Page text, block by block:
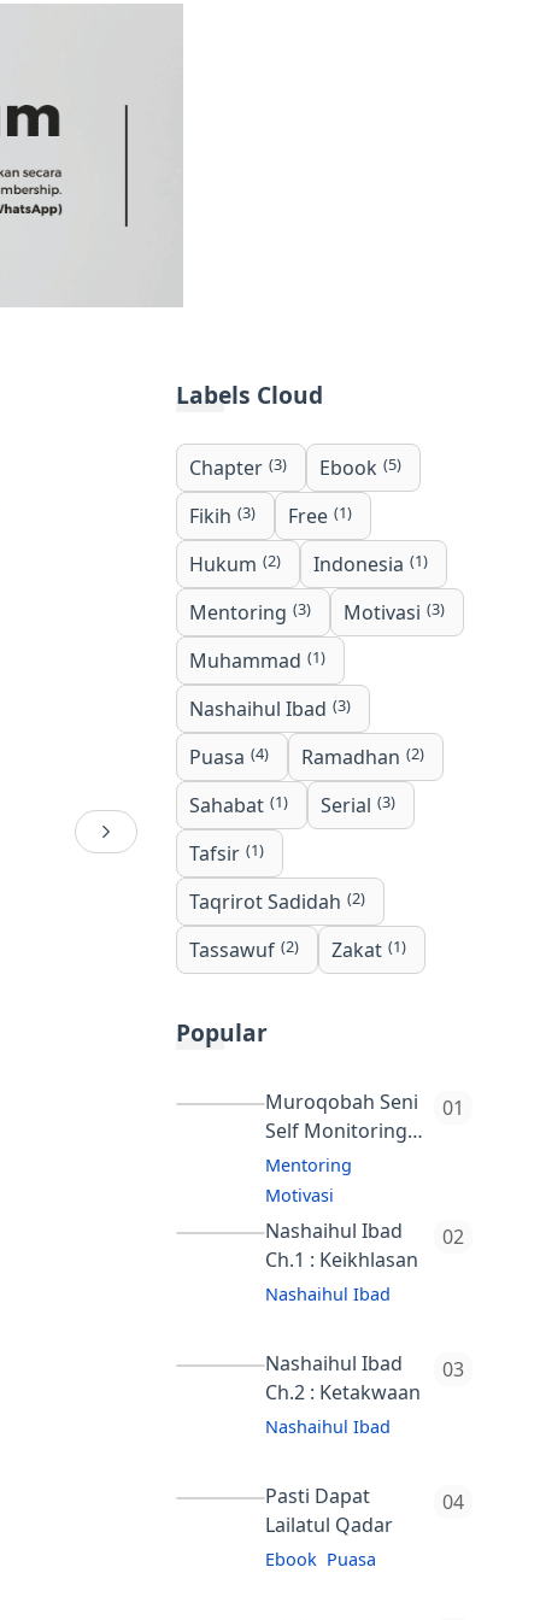
Labels Cloud
Chapter (3) Ebook (5)
Fikih (3) Free (1)
Hukum (2) Indonesia (1)
Mentoring (3) Motivasi (3)
Muhammad (1)
Nashaihul Ibad (3)
Puasa (4) Ramadhan (2)
Sahabat (1) Serial (3)
Tafsir (1)
Taqrirot Sadidah (2)
Tassawuf (2) Zakat (1)
Popular
Muroqobah Seni
Self Monitoring
Ala Nubuwah
(Serial 3)
Mentoring
Motivasi
Nashaihul Ibad
Ch.1 : Keikhlasan
Nashaihul Ibad
Nashaihul Ibad
Ch.2 : Ketakwaan
Nashaihul Ibad
Pasti Dapat
Lailatul Qadar
Ebook Puasa